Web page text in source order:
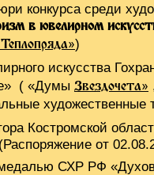
конкурса среди
в ювелирном
)
искусства
( «Думы Звездочета»
художественные
Костромской
от
СХР РФ